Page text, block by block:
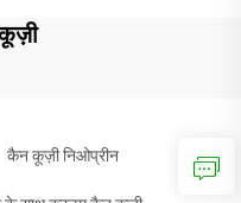
कैन कूज़ी निओप्रीन